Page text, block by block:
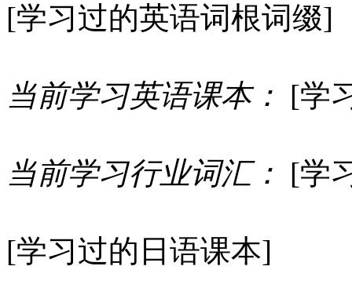
[学习过的英语词根词缀]
当前学习英语课本： [学
当前学习行业词汇： [学
[学习过的日语课本]